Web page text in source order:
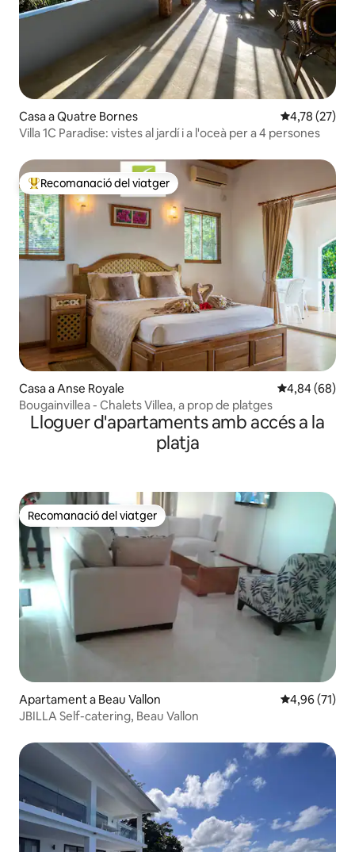
Casa a Quatre Bornes 4,78 de
4,78 (27)
Villa 1C Paradise: vistes al jardí i a l'oceà per a 4 persones
Principals recomanacions dels viatgers
Recomanació del viatger
Casa a Anse Royale 4,84 de
4,84 (68)
Bougainvillea - Chalets Villea, a prop de platges
Lloguer d'apartaments amb accés a la
platja
Recomanació del viatger
Recomanació del viatger
Apartament a Beau Vallon 4,96 de
4,96 (71)
JBILLA Self-catering, Beau Vallon